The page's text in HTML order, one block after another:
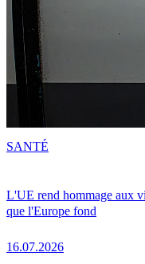
L'UE rend hommage aux
que l'Europe fond
16.07.2026
SANTÉ